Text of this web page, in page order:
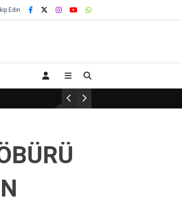
Edin
Badem’de Onay gibi CHP’den istifa etmemiş!